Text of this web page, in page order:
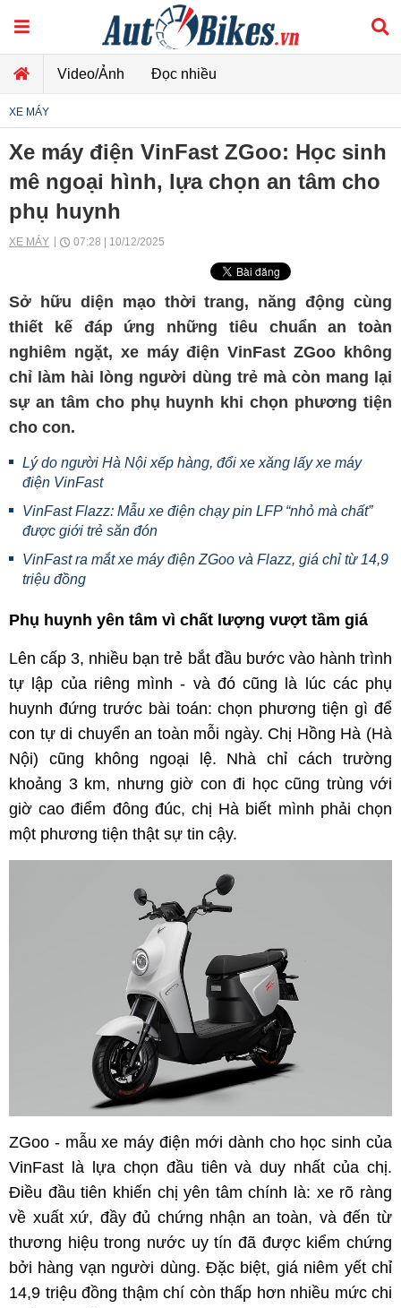
Video/Ảnh Đọc nhiều
XE MÁY
Xe máy điện VinFast ZGoo: Học sinh
mê ngoại hình, lựa chọn an tâm cho
phụ huynh
XE MÁY 07:28 | 10/12/2025
Sở hữu diện mạo thời trang, năng động cùng
thiết kế đáp ứng những tiêu chuẩn an toàn
nghiêm ngặt, xe máy điện VinFast ZGoo không
chỉ làm hài lòng người dùng trẻ mà còn mang lại
sự an tâm cho phụ huynh khi chọn phương tiện
cho con.
Lý do người Hà Nội xếp hàng, đổi xe xăng lấy xe máy
điện VinFast
VinFast Flazz: Mẫu xe điện chạy pin LFP “nhỏ mà chất”
được giới trẻ săn đón
VinFast ra mắt xe máy điện ZGoo và Flazz, giá chỉ từ 14,9
triệu đồng
Phụ huynh yên tâm vì chất lượng vượt tầm giá
Lên cấp 3, nhiều bạn trẻ bắt đầu bước vào hành trình
tự lập của riêng mình - và đó cũng là lúc các phụ
huynh đứng trước bài toán: chọn phương tiện gì để
con tự di chuyển an toàn mỗi ngày. Chị Hồng Hà (Hà
Nội) cũng không ngoại lệ. Nhà chỉ cách trường
khoảng 3 km, nhưng giờ con đi học cũng trùng với
giờ cao điểm đông đúc, chị Hà biết mình phải chọn
một phương tiện thật sự tin cậy.
ZGoo - mẫu xe máy điện mới dành cho học sinh của
VinFast là lựa chọn đầu tiên và duy nhất của chị.
Điều đầu tiên khiến chị yên tâm chính là: xe rõ ràng
về xuất xứ, đầy đủ chứng nhận an toàn, và đến từ
thương hiệu trong nước uy tín đã được kiểm chứng
bởi hàng vạn người dùng. Đặc biệt, giá niêm yết chỉ
14,9 triệu đồng thậm chí còn thấp hơn nhiều mức chi